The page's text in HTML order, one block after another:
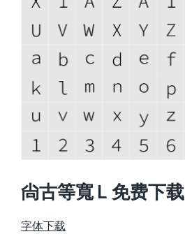
尙古等寬 L 免费下载
字体下载